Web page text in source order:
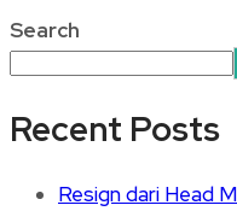
Search
Recent Posts
Resign dari Head